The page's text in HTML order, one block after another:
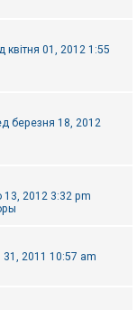
квітня 01, 2012 1:55
березня 18, 2012
13, 2012 3:32 pm
31, 2011 10:57 am